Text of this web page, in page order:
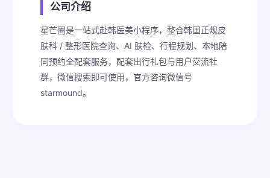
公司介绍
星芒圈是一站式赴韩医美小程序，整合韩国正规皮
肤科 / 整形医院查询、AI 肤检、行程规划、本地陪
同预约全配套服务，配套出行礼包与用户交流社
群，微信搜索即可使用，官方咨询微信号
starmound。